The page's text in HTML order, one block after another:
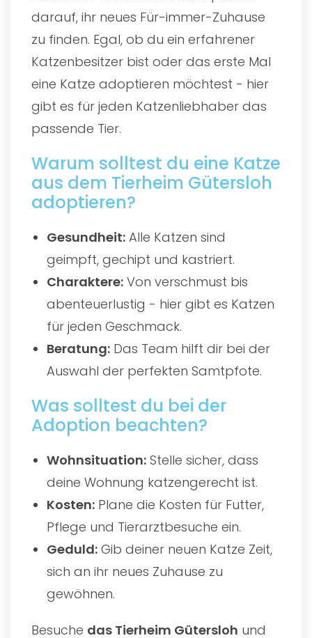
darauf, ihr neues Für-immer-Zuhause
zu finden. Egal, ob du ein erfahrener
Katzenbesitzer bist oder das erste Mal
eine Katze adoptieren möchtest - hier
gibt es für jeden Katzenliebhaber das
passende Tier.
Warum solltest du eine Katze
aus dem Tierheim Gütersloh
adoptieren?
Gesundheit: Alle Katzen sind
geimpft, gechipt und kastriert.
Charaktere: Von verschmust bis
abenteuerlustig - hier gibt es Katzen
für jeden Geschmack.
Beratung: Das Team hilft dir bei der
Auswahl der perfekten Samtpfote.
Was solltest du bei der
Adoption beachten?
Wohnsituation: Stelle sicher, dass
deine Wohnung katzengerecht ist.
Kosten: Plane die Kosten für Futter,
Pflege und Tierarztbesuche ein.
Geduld: Gib deiner neuen Katze Zeit,
sich an ihr neues Zuhause zu
gewöhnen.
Besuche das Tierheim Gütersloh und